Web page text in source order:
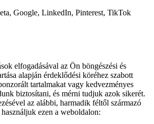
Google, LinkedIn, Pinterest, TikTok
elfogadásával az Ön böngészési és
alapján érdeklődési köréhez szabott
tartalmakat vagy kedvezményes
biztosítani, és mérni tudjuk azok sikerét.
az alábbi, harmadik féltől származó
ezen a weboldalon: